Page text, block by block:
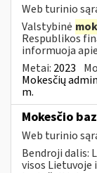
Web turinio
Valstybinė
Respublikos
informuoja
Metai: 2023
Mokesčių
m.
Mokesčio
Web turinio
Bendroji dalis:
visos Lietuvoje